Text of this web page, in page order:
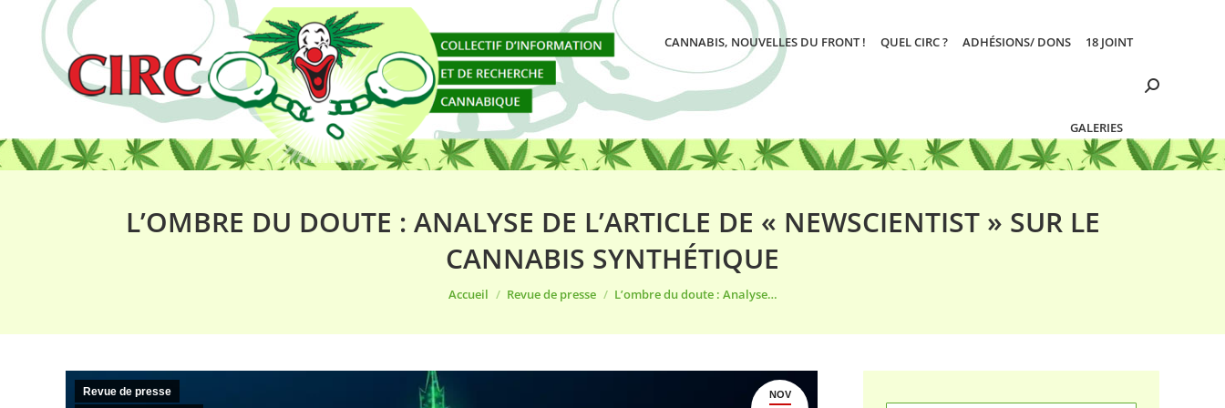
CANNABIS, NOUVELLES DU FRONT ! QUEL CIRC ? ADHÉSIONS/ DONS 18 JOINT
GALERIES
Search:
L’OMBRE DU DOUTE : ANALYSE DE L’ARTICLE DE « NEWSCIENTIST » SUR LE
CANNABIS SYNTHÉTIQUE
Accueil Revue de presse L’ombre du doute : Analyse…
NOV
Revue de presse